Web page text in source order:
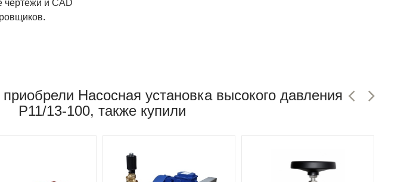
чертежи и CAD
Насосная установка высокого давления
P11/13-100, также купили